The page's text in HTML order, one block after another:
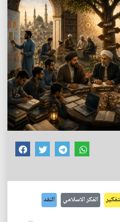
الفكر الاسلامي النقد